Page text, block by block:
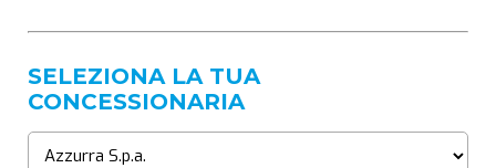
SELEZIONA LA TUA
CONCESSIONARIA